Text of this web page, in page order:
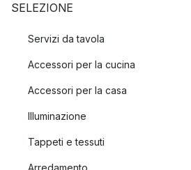
SELEZIONE
Servizi da tavola
Accessori per la cucina
Accessori per la casa
Illuminazione
Tappeti e tessuti
Arredamento